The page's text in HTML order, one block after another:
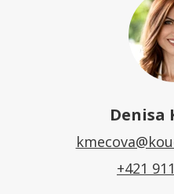
Denisa
+421